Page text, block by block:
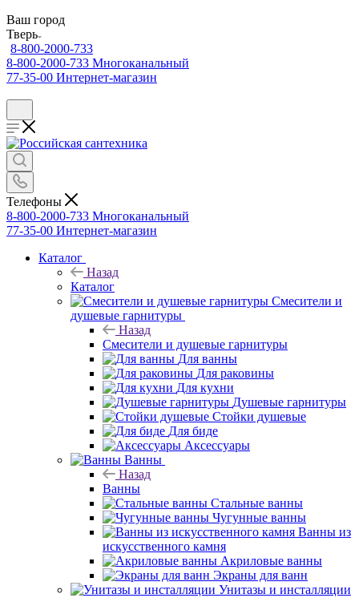
Ваш город
Тверь
8-800-2000-733
8-800-2000-733 Многоканальный
77-35-00 Интернет-магазин
Телефоны
8-800-2000-733 Многоканальный
77-35-00 Интернет-магазин
Каталог
Назад
Каталог
Смесители и
душевые гарнитуры
Назад
Смесители и душевые гарнитуры
Для ванны
Для раковины
Для кухни
Душевые гарнитуры
Стойки душевые
Для биде
Аксессуары
Ванны
Назад
Ванны
Стальные ванны
Чугунные ванны
Ванны из
искусственного камня
Акриловые ванны
Экраны для ванн
Унитазы и инсталляции